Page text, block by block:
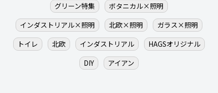
グリーン特集
ボタニカル×照明
インダストリアル×照明
北欧×照明
ガラス×照明
トイレ
北欧 インダストリアル
HAGSオリジナル
DIY
アイアン